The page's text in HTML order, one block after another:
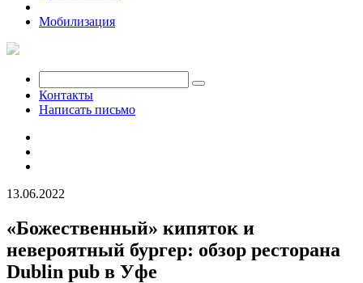
Мобилизация
Контакты
Написать письмо
13.06.2022
«Божественный» кипяток и
невероятный бургер: обзор ресторана
Dublin pub в Уфе